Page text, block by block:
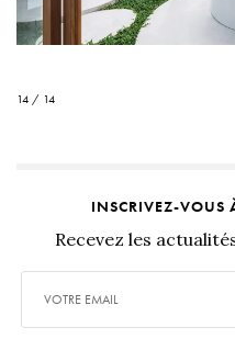
14 / 14
INSCRIVEZ-VOUS
Recevez les